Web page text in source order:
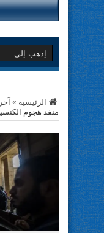
الرئيسية »
منفذ هجوم